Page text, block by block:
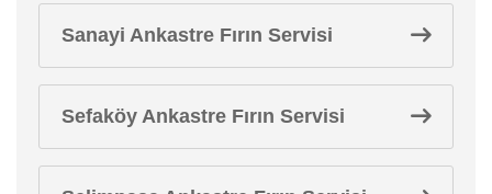
Sanayi Ankastre Fırın Servisi
Sefaköy Ankastre Fırın Servisi